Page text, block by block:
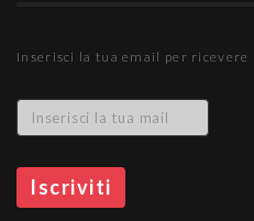
Inserisci la tua email per ricevere